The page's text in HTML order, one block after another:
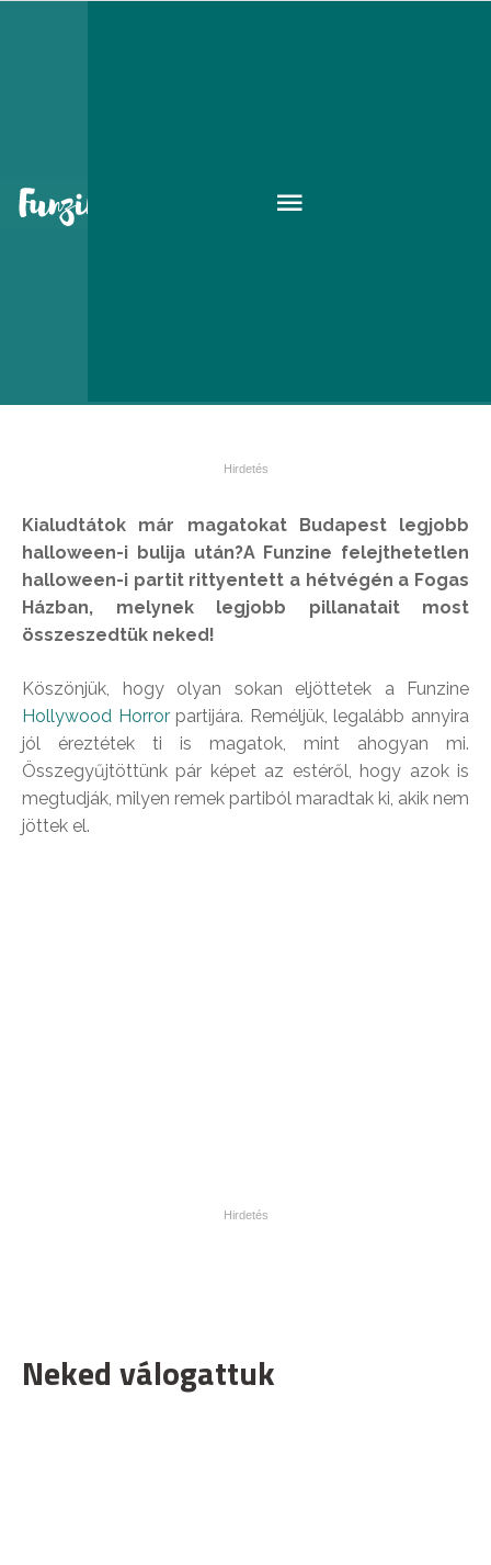
Kialudtátok már magatokat Budapest legjobb
halloween-i bulija után?A Funzine felejthetetlen
halloween-i partit rittyentett a hétvégén a Fogas
Házban, melynek legjobb pillanatait most
összeszedtük neked!
Köszönjük, hogy olyan sokan eljöttetek a Funzine
Hollywood Horrorpartijára. Reméljük, legalább annyira
jól éreztétek ti is magatok, mint ahogyan mi.
Összegyűjtöttünk pár képet az estéről, hogy azok is
megtudják, milyen remek partiból maradtak ki, akik nem
jöttek el.
Neked válogattuk